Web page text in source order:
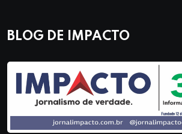
BLOG DE IMPACTO